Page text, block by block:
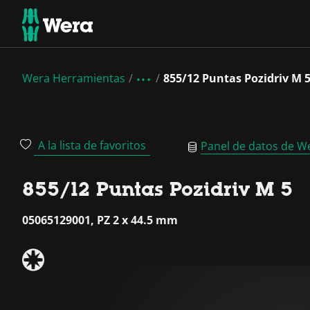
Wera Herramientas 855/12 Puntas Pozidriv M 5
A la lista de favoritos Panel de datos de
855/12 Puntas Pozidriv M 5
05065129001, PZ 2 x 44.5 mm